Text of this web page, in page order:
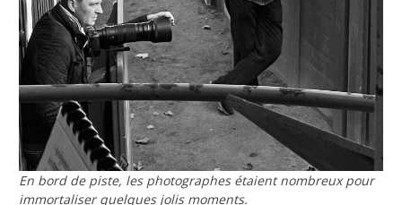
En bord de piste, les photographes étaient nombreux pour
immortaliser quelques jolis moments.